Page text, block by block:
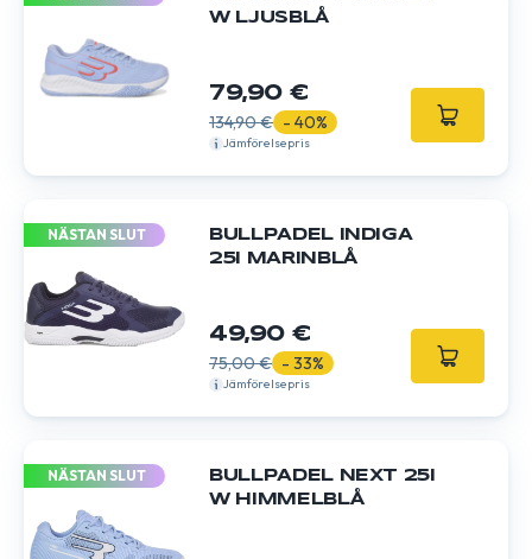
W LJUSBLÅ
79,90 €
134,90 € - 40%
Jämförelsepris
NÄSTAN SLUT
BULLPADEL INDIGA
25I MARINBLÅ
49,90 €
75,00 € - 33%
Jämförelsepris
NÄSTAN SLUT
BULLPADEL NEXT 25I
W HIMMELBLÅ